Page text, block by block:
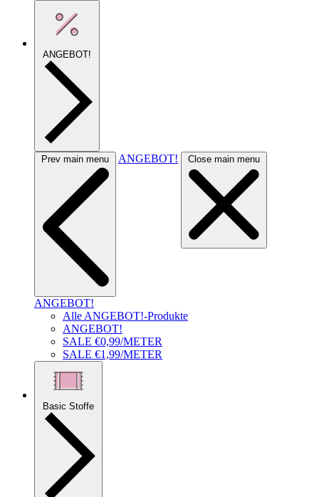
ANGEBOT!
Prev main menu ANGEBOT! Close main menu
ANGEBOT!
Alle ANGEBOT!-Produkte
ANGEBOT!
SALE €0,99/METER
SALE €1,99/METER
Basic Stoffe